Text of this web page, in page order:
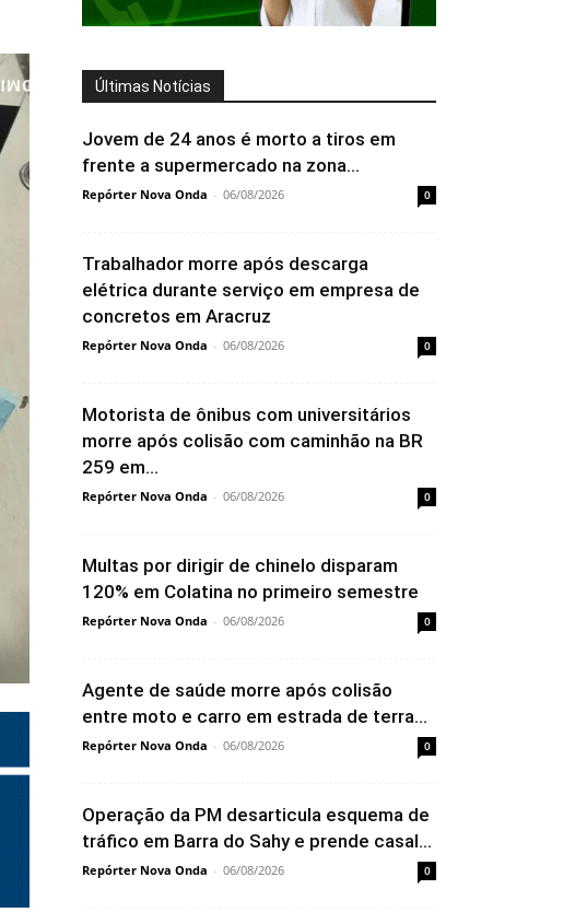
Últimas Notícias
Jovem de 24 anos é morto a tiros em
frente a supermercado na zona...
Repórter Nova Onda - 06/08/2026 0
Trabalhador morre após descarga
elétrica durante serviço em empresa de
concretos em Aracruz
Repórter Nova Onda - 06/08/2026 0
Motorista de ônibus com universitários
morre após colisão com caminhão na BR
259 em...
Repórter Nova Onda - 06/08/2026 0
Multas por dirigir de chinelo disparam
120% em Colatina no primeiro semestre
Repórter Nova Onda - 06/08/2026 0
Agente de saúde morre após colisão
entre moto e carro em estrada de terra...
Repórter Nova Onda - 06/08/2026 0
Operação da PM desarticula esquema de
tráfico em Barra do Sahy e prende casal...
Repórter Nova Onda - 06/08/2026 0